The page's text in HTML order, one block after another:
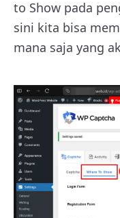
to Show pada
sini kita bisa
mana saja yang